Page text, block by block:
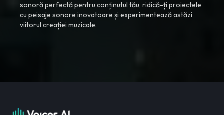
sonoră perfectă pentru conținutul tău, ridică-ți proiectele
cu peisaje sonore inovatoare și experimentează astăzi
viitorul creației muzicale.